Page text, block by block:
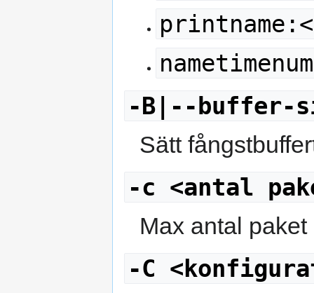
-B|--buffer-
Sätt
-c <antal
Max antal
-C